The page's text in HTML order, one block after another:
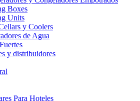
Boxes
Units
y Coolers
de Agua
y distribuidores
Para Hoteles